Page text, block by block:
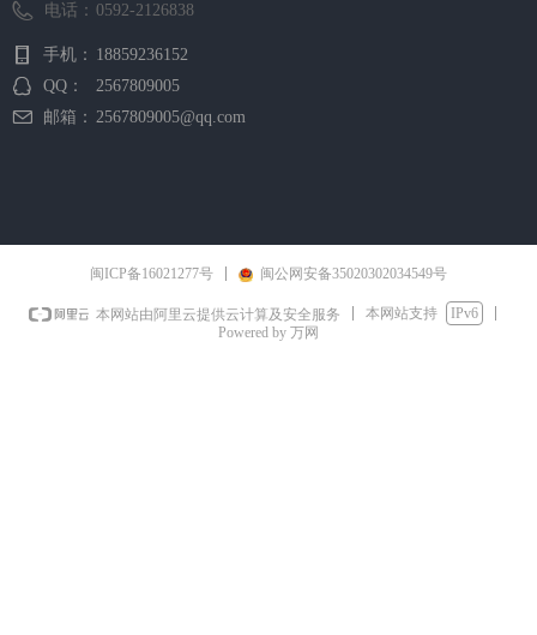
手机： 18859236152
QQ：
2567809005
邮箱： 2567809005@qq.com
电话： 0592-2126838
闽ICP备16021277号 闽公网安备35020302034549号
本网站由阿里云提供云计算及安全服务 本网站支持
IPv6
Powered by 万网